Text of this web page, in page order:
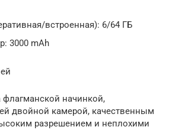
встроенная): 6/64 ГБ
3000 mAh
флагманской начинкой,
двойной камерой, качественным
разрешением и неплохими